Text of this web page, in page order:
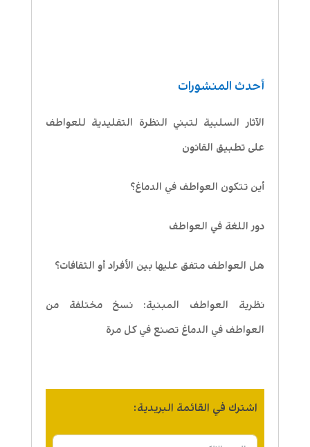
أحدث المنشورات
الآثار السلبية لتبني النظرة التقليدية للعواطف
على تطبيق القانون
أين تتكون العواطف في الدماغ؟
دور اللغة في العواطف
هل العواطف متفق عليها بين الأفراد أو الثقافات؟
نظرية العواطف المبنية: نسخ مختلفة من
العواطف في الدماغ تصنع في كل مرة
اشترك في القائمة البريدية: